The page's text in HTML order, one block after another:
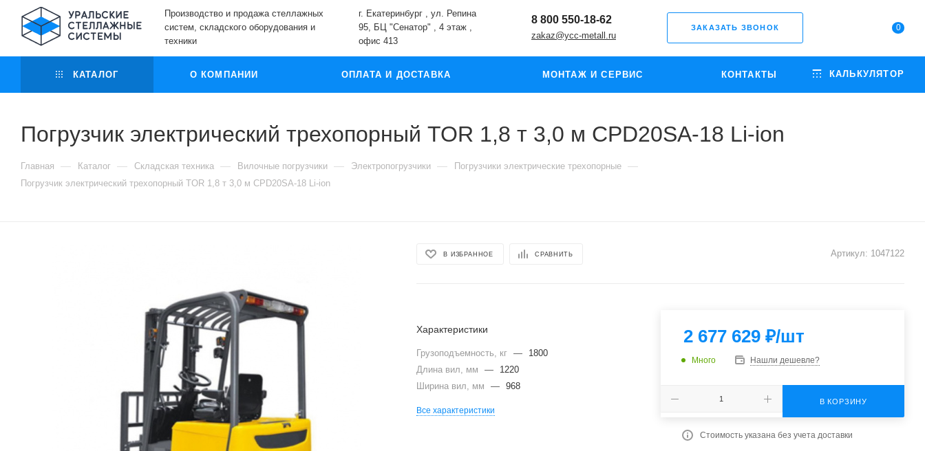
Производство и продажа стеллажных
систем, складского оборудования и
техники
г. Екатеринбург , ул. Репина
95, БЦ "Сенатор" , 4 этаж ,
офис 413
8 800 550-18-62
zakaz@ycc-metall.ru
ЗАКАЗАТЬ ЗВОНОК 0
КАТАЛОГ О КОМПАНИИ ОПЛАТА И ДОСТАВКА МОНТАЖ И СЕРВИС КОНТАКТЫ КАЛЬКУЛЯТОР
Погрузчик электрический трехопорный TOR 1,8 т 3,0 м CPD20SA-18 Li-ion
Главная — Каталог — Складская техника — Вилочные погрузчики — Электропогрузчики — Погрузчики электрические трехопорные —
Погрузчик электрический трехопорный TOR 1,8 т 3,0 м CPD20SA-18 Li-ion
В ИЗБРАННОЕ СРАВНИТЬ Артикул: 1047122
Характеристики
Грузоподъемность, кг —
1800
Длина вил, мм
—
1220
Ширина вил, мм
— 968
Все характеристики
2 677 629₽/шт
Много Нашли дешевле?
В КОРЗИНУ
Стоимость указана без учета доставки